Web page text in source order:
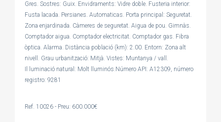
Gres. Sostres: Guix. Envidraments: Vidre doble. Fusteria interior:
Fusta lacada. Persianes. Automaticas. Porta principal: Seguretat.
Zona enjardinada. Càmeres de seguretat. Aigua de pou. Gimnàs.
Comptador aigua. Comptador electricitat. Comptador gas. Fibra
òptica. Alarma. Distància població (km): 2.00. Entorn: Zona alt
nivell. Grau urbanització: Mitjà. Vistes: Muntanya / vall.
Il·luminació natural: Molt lluminós.Número API: A12309, número
registro: 9281
Ref. 10026 - Preu: 600.000€